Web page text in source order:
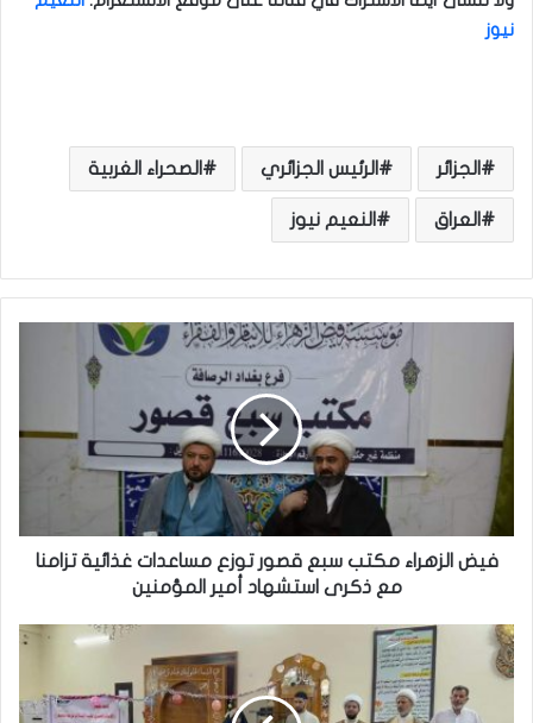
نيوز
الجزائر الرئيس الجزائري الصحراء الغربية
العراق النعيم نيوز
ي
ض
ا
ت
ب
س
فيض الزهراء مكتب سبع قصور توزع مساعدات غذائية تزامنا
مع ذكرى استشهاد أمير المؤمنين
ف
ي
ض